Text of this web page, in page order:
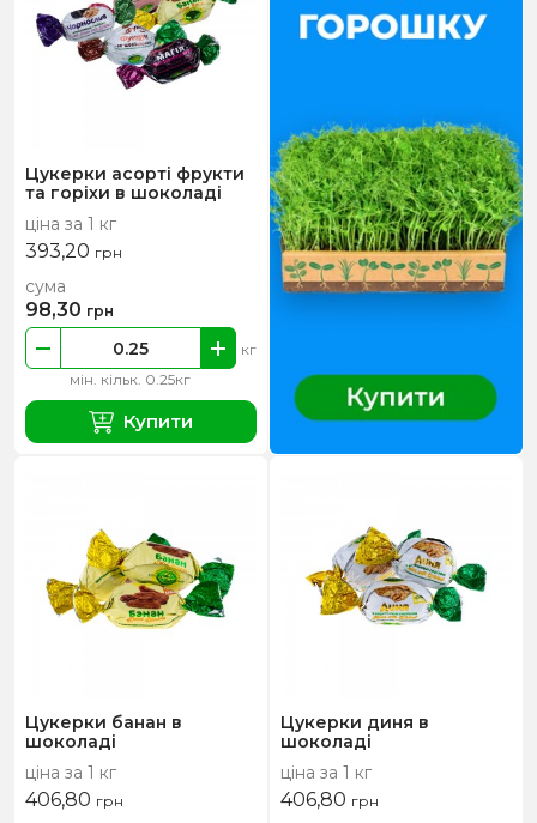
Цукерки асорті фрукти
та горіхи в шоколаді
ціна за 1 кг
393,20 грн
мін. кільк. 0.25кг
кг
сума
98,30 грн
Купити
Цукерки банан в
шоколаді
ціна за 1 кг
406,80 грн
Цукерки диня в
шоколаді
ціна за 1 кг
406,80 грн